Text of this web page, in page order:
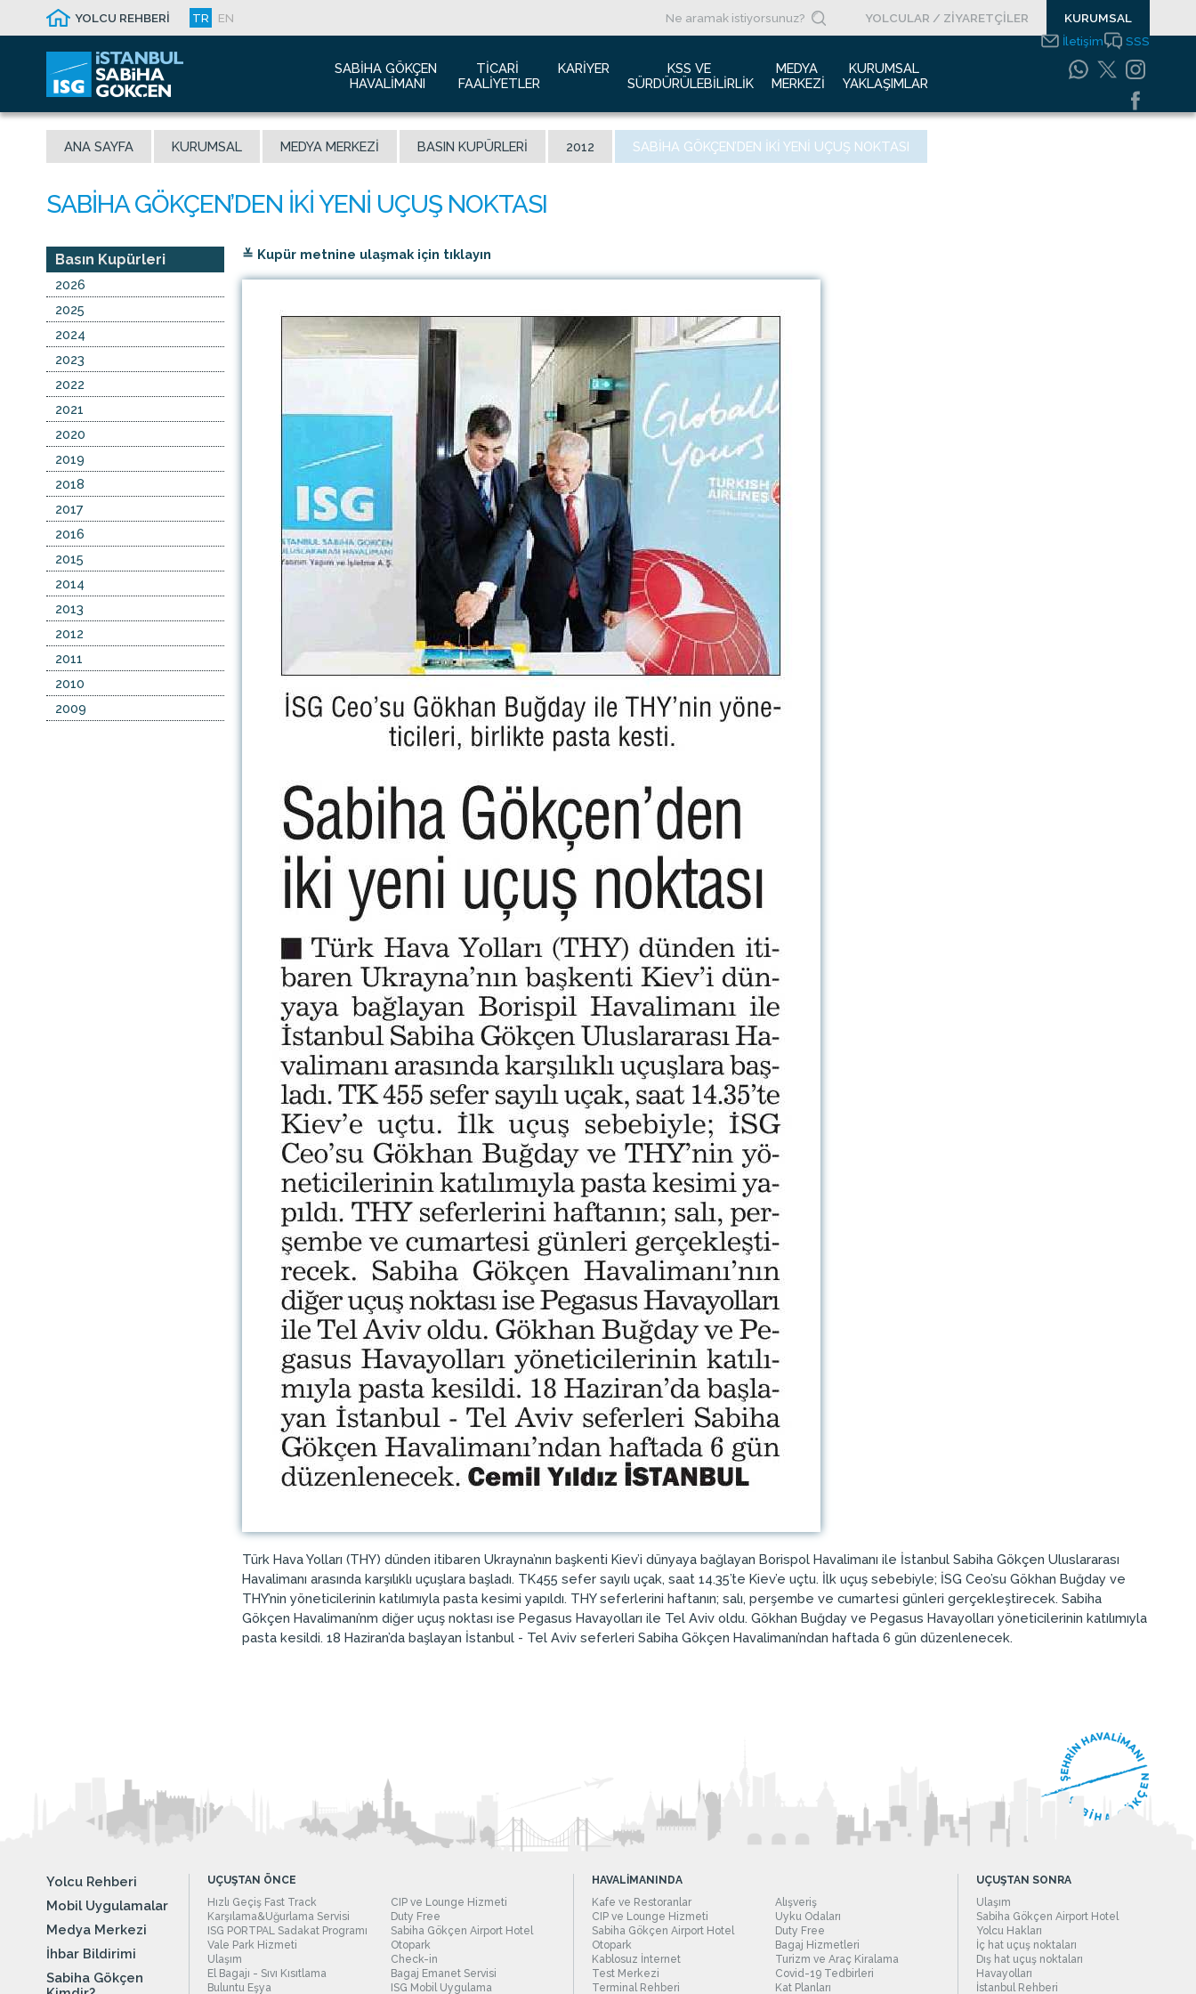
YOLCU REHBERİ TR EN YOLCULAR / ZİYARETÇİLER KURUMSAL
SABIHA GÖKÇEN
HAVALIMANI
Hakkımızda
Havalimanı Trafik Raporu
Ödüllerimiz
İletişim Bilgileri
Sabiha Gökçen Kimdir?
TICARI
FAALIYETLER
Havacılık Pazarlama
Reklam Fırsatları
Kiralık Alanlar
Konferans Salonu
İhale Duyuruları
KARIYER
İnsan Kaynakları Politikası
KSS VE
SÜRDÜRÜLEBILIRLIK
Yeşil Havaalanı Projesi
Engelsiz Havaalanı
MEDYA
MERKEZI
Basın Bültenleri
Basın Kupürleri
KURUMSAL
YAKLAŞIMLAR
Sistemleri Politikamız
İletişim SSS
ANA SAYFA KURUMSAL MEDYA MERKEZI BASIN KUPÜRLERI 2012 SABIHA GÖKÇEN’DEN IKI YENI UÇUŞ NOKTASI
≚ Kupür metnine ulaşmak için tıklayın
Türk Hava Yolları (THY) dünden itibaren Ukrayna’nın başkenti Kiev’i dünyaya bağlayan Borispol Havalimanı ile İstanbul Sabiha Gökçen Uluslararası
Havalimanı arasında karşılıklı uçuşlara başladı. TK455 sefer sayılı uçak, saat 14.35’te Kiev’e uçtu. İlk uçuş sebebiyle; İSG Ceo’su Gökhan Buğday ve
THY’nin yöneticilerinin katılımıyla pasta kesimi yapıldı. THY seferlerini haftanın; salı, perşembe ve cumartesi günleri gerçekleştirecek. Sabiha
Gökçen Havalimanı’nm diğer uçuş noktası ise Pegasus Havayolları ile Tel Aviv oldu. Gökhan Buğday ve Pegasus Havayolları yöneticilerinin katılımıyla
pasta kesildi. 18 Haziran’da başlayan İstanbul - Tel Aviv seferleri Sabiha Gökçen Havalimanı’ndan haftada 6 gün düzenlenecek.
Basın Kupürleri
2026
2025
2024
2023
2022
2021
2020
2019
2018
2017
2016
2015
2014
2013
2012
2011
2010
2009
Yolcu Rehberi
Mobil Uygulamalar
Medya Merkezi
İhbar Bildirimi
Sabiha Gökçen
UÇUŞTAN ÖNCE
Hızlı Geçiş Fast Track
CIP ve Lounge Hizmeti
Karşılama&Uğurlama Servisi
Duty Free
ISG PORTPAL Sadakat Programı
Sabiha Gökçen Airport Hotel
Vale Park Hizmeti
Otopark
Ulaşım
Check-in
El Bagajı - Sıvı Kısıtlama
Bagaj Emanet Servisi
Buluntu Eşya
ISG Mobil Uygulama
HAVALİMANINDA
Kafe ve Restoranlar
Alışveriş
CIP ve Lounge Hizmeti
Uyku Odaları
Sabiha Gökçen Airport Hotel
Duty Free
Otopark
Bagaj Hizmetleri
Kablosuz İnternet
Turizm ve Araç Kiralama
Test Merkezi
Covid-19 Tedbirleri
Terminal Rehberi
Kat Planları
UÇUŞTAN SONRA
Ulaşım
Sabiha Gökçen Airport Hotel
Yolcu Hakları
İç hat uçuş noktaları
Dış hat uçuş noktaları
Havayolları
İstanbul Rehberi